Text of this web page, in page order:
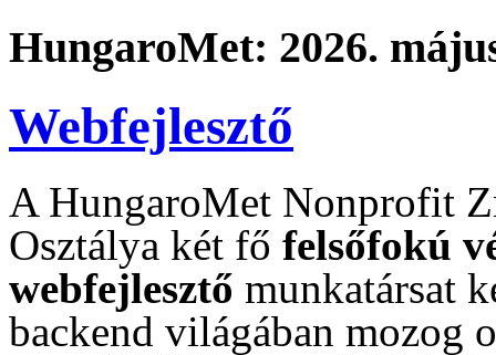
HungaroMet: 2026.
Webfejlesztő
A HungaroMet Nonprofit
Osztálya két fő felsőfokú
webfejlesztő munkatársat
backend világában mozog